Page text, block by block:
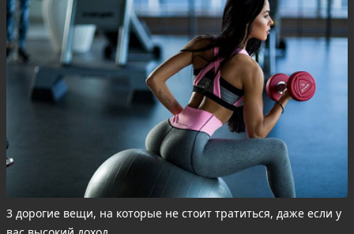
3 дорогие вещи, на которые не стоит тратиться, даже если у